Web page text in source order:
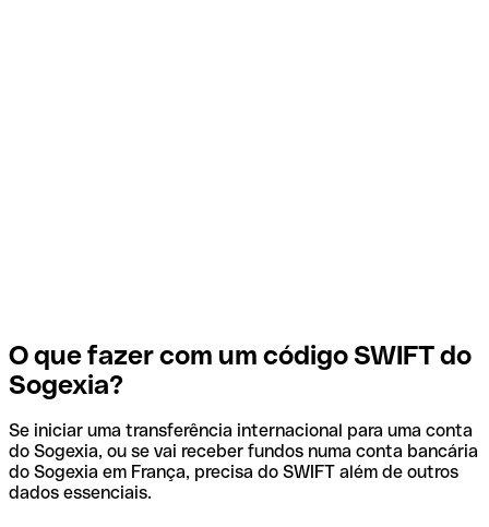
O que fazer com um código SWIFT do
Sogexia?
Se iniciar uma transferência internacional para uma conta
do Sogexia, ou se vai receber fundos numa conta bancária
do Sogexia em França, precisa do SWIFT além de outros
dados essenciais.